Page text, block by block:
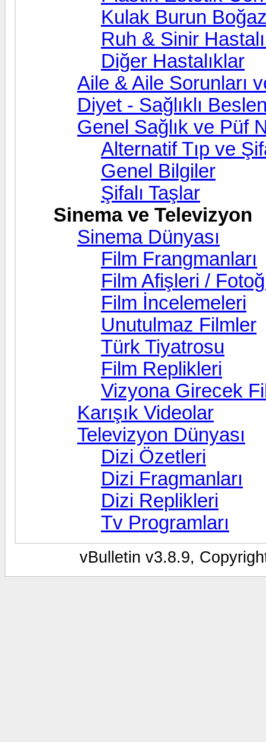
Kulak Burun Boğaz
Ruh & Sinir
Diğer Hastalıklar
Aile & Aile Sorunları
Diyet - Sağlıklı
Genel Sağlık ve Püf
Alternatif Tıp ve
Genel Bilgiler
Şifalı Taşlar
Sinema ve Televizyon
Sinema Dünyası
Film Frangmanları
Film Afişleri /
Film İncelemeleri
Unutulmaz Filmler
Türk Tiyatrosu
Film Replikleri
Vizyona Girecek
Karışık Videolar
Televizyon Dünyası
Dizi Özetleri
Dizi Fragmanları
Dizi Replikleri
Tv Programları
vBulletin v3.8.9,